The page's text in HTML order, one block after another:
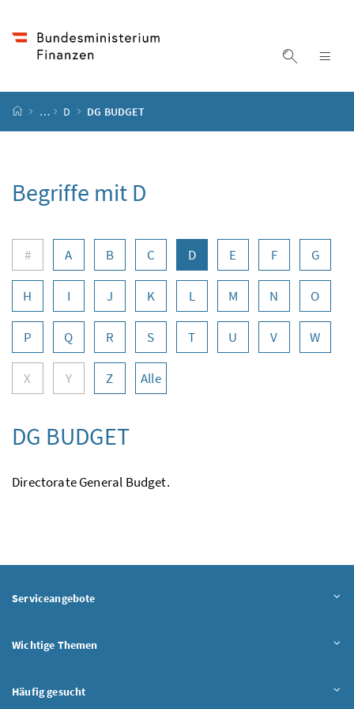
Suche
Startseite
… D DG BUDGET
Begriffe mit D
Buchstabennavigation
# A B C D E F G
H I J K L M N O
P Q R S T U V W
X Y Z Alle
DG BUDGET
Directorate General Budget.
Serviceangebote
Wichtige Themen
Häufig gesucht